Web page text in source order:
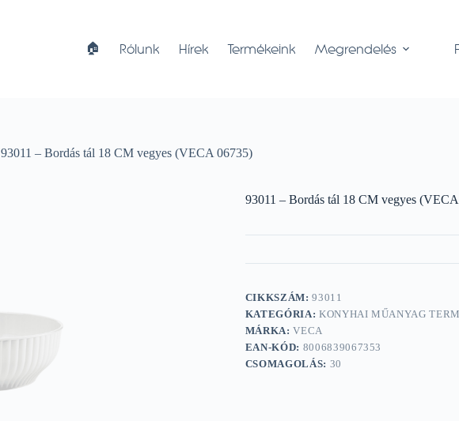
🏠︎ Rólunk Hírek Termékeink Megrendelés
93011 – Bordás tál 18 CM vegyes (VECA 06735)
93011 – Bordás tál 18 CM vegyes
CIKKSZÁM:93011
KATEGÓRIA: KONYHAI MŰANYAG
MÁRKA:VECA
EAN-KÓD: 8006839067353
CSOMAGOLÁS: 30